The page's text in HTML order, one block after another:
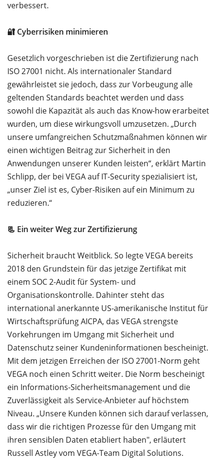
verbessert.
🔐 Cyberrisiken minimieren
Gesetzlich vorgeschrieben ist die Zertifizierung nach
ISO 27001 nicht. Als internationaler Standard
gewährleistet sie jedoch, dass zur Vorbeugung alle
geltenden Standards beachtet werden und dass
sowohl die Kapazität als auch das Know-how erarbeitet
wurden, um diese wirkungsvoll umzusetzen. „Durch
unsere umfangreichen Schutzmaßnahmen können wir
einen wichtigen Beitrag zur Sicherheit in den
Anwendungen unserer Kunden leisten“, erklärt Martin
Schlipp, der bei VEGA auf IT-Security spezialisiert ist,
„unser Ziel ist es, Cyber-Risiken auf ein Minimum zu
reduzieren.“
📃 Ein weiter Weg zur Zertifizierung
Sicherheit braucht Weitblick. So legte VEGA bereits
2018 den Grundstein für das jetzige Zertifikat mit
einem SOC 2-Audit für System- und
Organisationskontrolle. Dahinter steht das
international anerkannte US-amerikanische Institut für
Wirtschaftsprüfung AICPA, das VEGA strengste
Vorkehrungen im Umgang mit Sicherheit und
Datenschutz seiner Kundeninformationen bescheinigt.
Mit dem jetzigen Erreichen der ISO 27001-Norm geht
VEGA noch einen Schritt weiter. Die Norm bescheinigt
ein Informations-Sicherheitsmanagement und die
Zuverlässigkeit als Service-Anbieter auf höchstem
Niveau. „Unsere Kunden können sich darauf verlassen,
dass wir die richtigen Prozesse für den Umgang mit
ihren sensiblen Daten etabliert haben", erläutert
Russell Astley vom VEGA-Team Digital Solutions.